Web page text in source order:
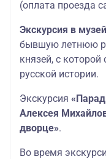
(оплата проезда
Экскурсия в
бывшую летнюю
князей, с
русской истории.
Экскурсия
Алексея
дворце».
Во время